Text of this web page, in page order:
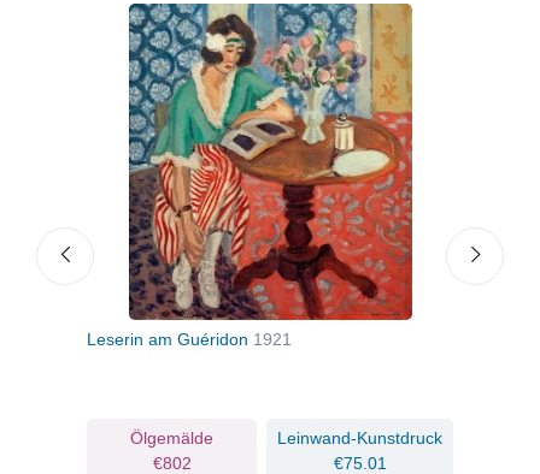
Leserin am Guéridon 1921
Ölgemälde
€802
Leinwand-Kunstdruck
€75.01